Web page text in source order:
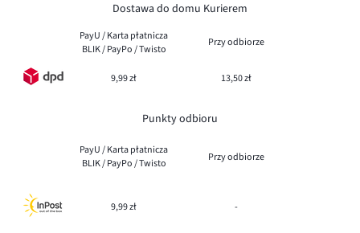
Dostawa do domu Kurierem
PayU / Karta płatnicza
BLIK / PayPo / Twisto
Przy odbiorze
9,99 zł 13,50 zł
Punkty odbioru
PayU / Karta płatnicza
BLIK / PayPo / Twisto
Przy odbiorze
9,99 zł -